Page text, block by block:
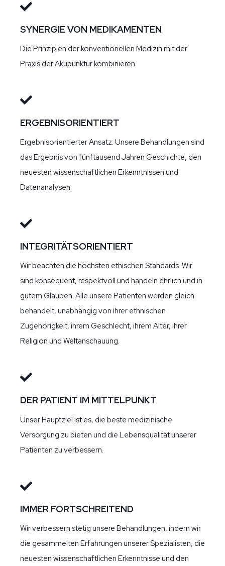
SYNERGIE VON MEDIKAMENTEN
Die Prinzipien der konventionellen Medizin mit der
Praxis der Akupunktur kombinieren.
ERGEBNISORIENTIERT
Ergebnisorientierter Ansatz: Unsere Behandlungen sind
das Ergebnis von fünftausend Jahren Geschichte, den
neuesten wissenschaftlichen Erkenntnissen und
Datenanalysen.
INTEGRITÄTSORIENTIERT
Wir beachten die höchsten ethischen Standards. Wir
sind konsequent, respektvoll und handeln ehrlich und in
gutem Glauben. Alle unsere Patienten werden gleich
behandelt, unabhängig von ihrer ethnischen
Zugehörigkeit, ihrem Geschlecht, ihrem Alter, ihrer
Religion und Weltanschauung.
DER PATIENT IM MITTELPUNKT
Unser Hauptziel ist es, die beste medizinische
Versorgung zu bieten und die Lebensqualität unserer
Patienten zu verbessern.
IMMER FORTSCHREITEND
Wir verbessern stetig unsere Behandlungen, indem wir
die gesammelten Erfahrungen unserer Spezialisten, die
neuesten wissenschaftlichen Erkenntnisse und den